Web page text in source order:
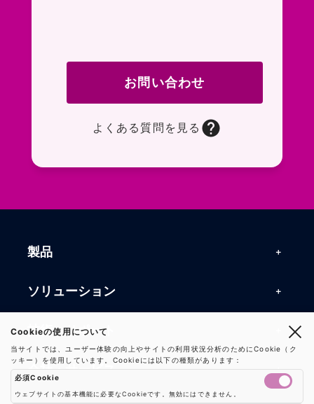
お問い合わせ
よくある質問を見る
製品
製品一覧
RFIDリーダー
RFIDチップ・モジュール
RFIDアンテナ
RFIDプリンター
ソリューション
RFIDソリューション
RFIDとセンサー
マシンビジョン
技術・サポート
技術記事一覧
活用事例
会社・サービス
Cookieの使用について
当サイトでは、ユーザー体験の向上やサイトの利用状況分析のためにCookie（ク
ッキー）を使用しています。Cookieには以下の種類があります：
必須Cookie
ウェブサイトの基本機能に必要なCookieです。無効にはできません。